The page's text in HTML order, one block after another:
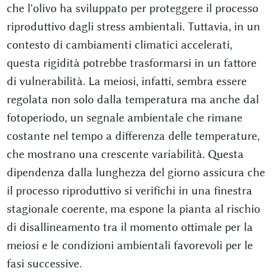
che l'olivo ha sviluppato per proteggere il processo
riproduttivo dagli stress ambientali. Tuttavia, in un
contesto di cambiamenti climatici accelerati,
questa rigidità potrebbe trasformarsi in un fattore
di vulnerabilità. La meiosi, infatti, sembra essere
regolata non solo dalla temperatura ma anche dal
fotoperiodo, un segnale ambientale che rimane
costante nel tempo a differenza delle temperature,
che mostrano una crescente variabilità. Questa
dipendenza dalla lunghezza del giorno assicura che
il processo riproduttivo si verifichi in una finestra
stagionale coerente, ma espone la pianta al rischio
di disallineamento tra il momento ottimale per la
meiosi e le condizioni ambientali favorevoli per le
fasi successive.